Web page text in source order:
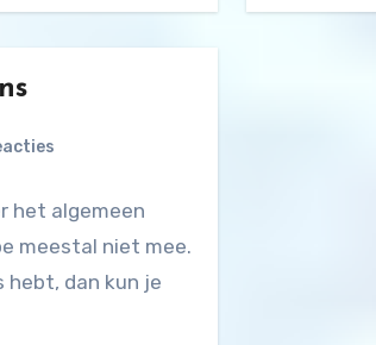
het algemeen
meestal niet mee.
hebt, dan kun je